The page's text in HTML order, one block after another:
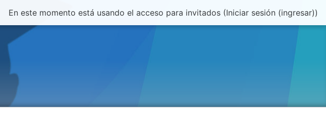
En este momento está usando el acceso para invitados (Iniciar sesión (ingresar))